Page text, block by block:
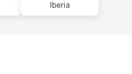
Iberia